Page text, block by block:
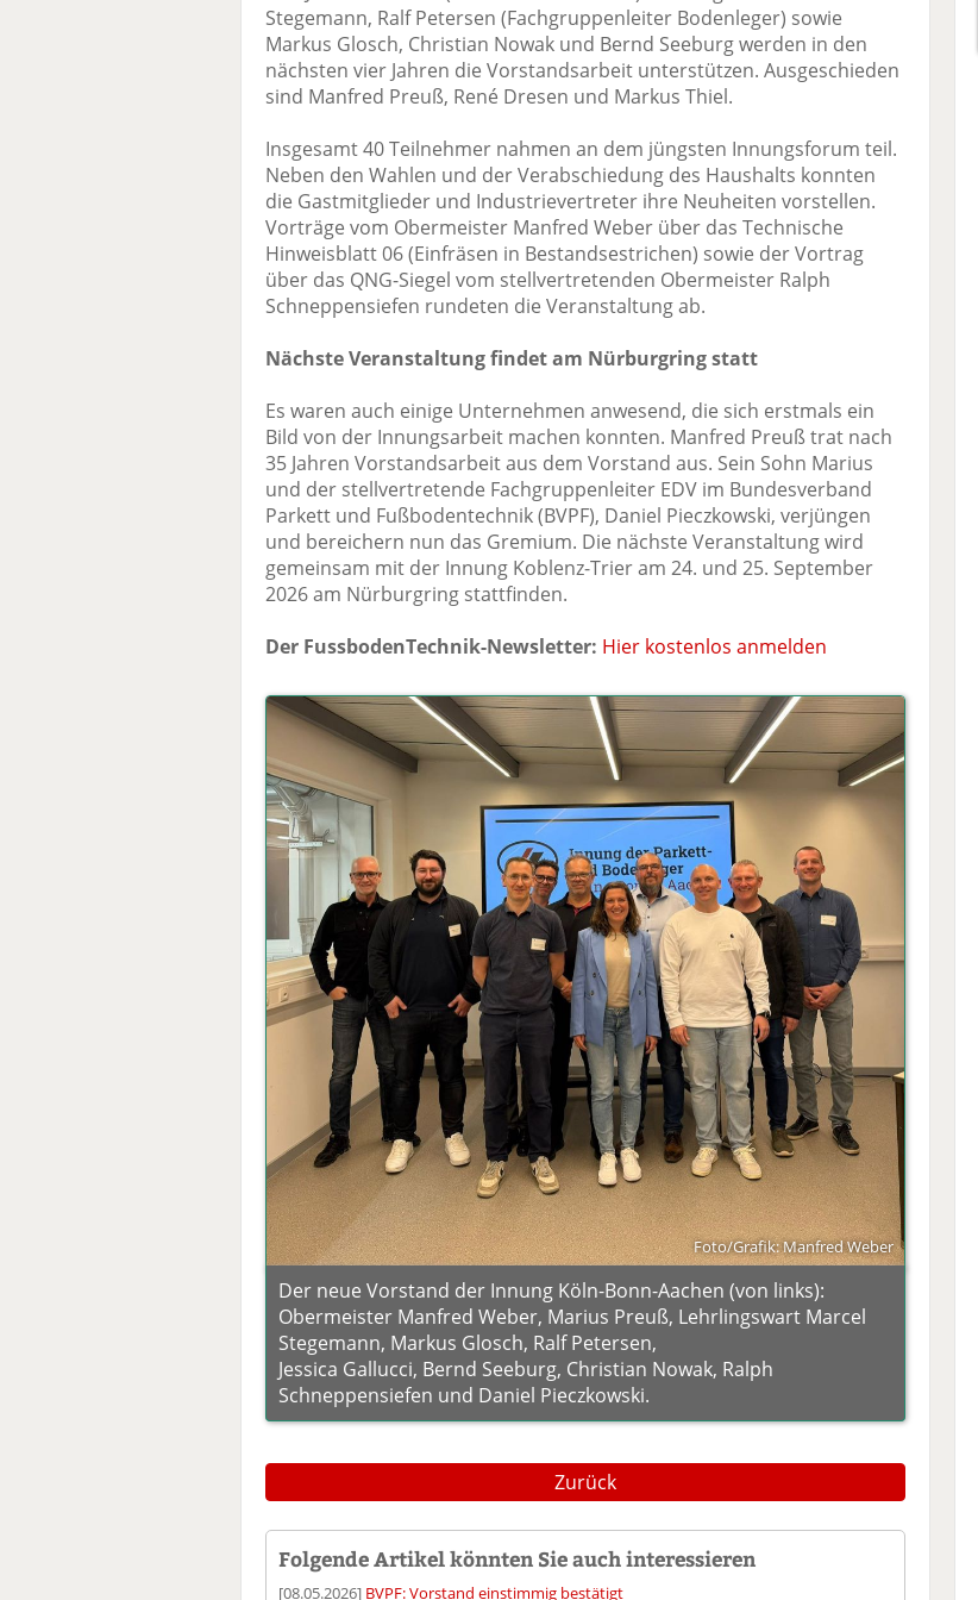
il
e
n
e
n e
n
Stegemann, Ralf Petersen (Fachgruppenleiter Bodenleger) sowie
Markus Glosch, Christian Nowak und Bernd Seeburg werden in den
nächsten vier Jahren die Vorstandsarbeit unterstützen. Ausgeschieden
sind Manfred Preuß, René Dresen und Markus Thiel.
Insgesamt 40 Teilnehmer nahmen an dem jüngsten Innungsforum teil.
Neben den Wahlen und der Verabschiedung des Haushalts konnten
die Gastmitglieder und Industrievertreter ihre Neuheiten vorstellen.
Vorträge vom Obermeister Manfred Weber über das Technische
Hinweisblatt 06 (Einfräsen in Bestandsestrichen) sowie der Vortrag
über das QNG-Siegel vom stellvertretenden Obermeister Ralph
Schneppensiefen rundeten die Veranstaltung ab.
Nächste Veranstaltung findet am Nürburgring statt
Es waren auch einige Unternehmen anwesend, die sich erstmals ein
Bild von der Innungsarbeit machen konnten. Manfred Preuß trat nach
35 Jahren Vorstandsarbeit aus dem Vorstand aus. Sein Sohn Marius
und der stellvertretende Fachgruppenleiter EDV im Bundesverband
Parkett und Fußbodentechnik (BVPF), Daniel Pieczkowski, verjüngen
und bereichern nun das Gremium. Die nächste Veranstaltung wird
gemeinsam mit der Innung Koblenz-Trier am 24. und 25. September
2026 am Nürburgring stattfinden.
Der FussbodenTechnik-Newsletter: Hier kostenlos anmelden
Foto/Grafik: Manfred Weber
Der neue Vorstand der Innung Köln-Bonn-Aachen (von links):
Obermeister Manfred Weber, Marius Preuß, Lehrlingswart Marcel
Stegemann, Markus Glosch, Ralf Petersen,
Jessica Gallucci, Bernd Seeburg, Christian Nowak, Ralph
Schneppensiefen und Daniel Pieczkowski.
Zurück
Folgende Artikel könnten Sie auch interessieren
[08.05.2026] BVPF: Vorstand einstimmig bestätigt